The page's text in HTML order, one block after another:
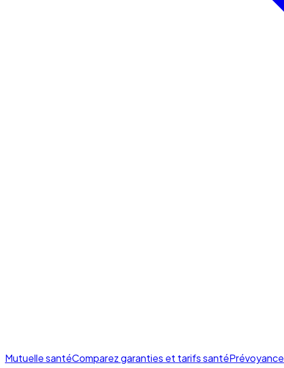
Mutuelle santéComparez garanties et tarifs santéPrévoyance